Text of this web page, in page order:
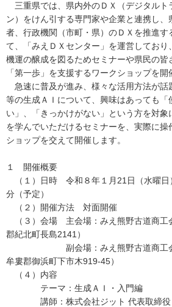
三重県では、県内外のＤＸ（デジタルト
ン）をけん引する専門家や企業と連携し
者、行政機関（市町・県）のＤＸを推進す
て、「みえＤＸセンター」を運営してお
機運の醸成を図るためセミナーや県民の皆
「第一歩」を支援するワークショップを開
急速に普及が進み、様々な活用方法が話
等の生成ＡＩについて、興味はあっても「
い」、「きっかけがない」という方を対
を学んでいただけるセミナーを、実際に操
ショップを交えて開催します。
１ 開催概要
（１）日時 令和８年１月21日（水曜日
分（予定）
（２）開催方法 対面開催
（３）会場 主会場：みえ熊野古道商工
郡紀北町長島2141）
副会場：みえ熊野古道商工会・
牟婁郡御浜町下市木919-45）
（４）内容
テーマ：生成ＡＩ・入門編
講師：株式会社ジット 代表取締役